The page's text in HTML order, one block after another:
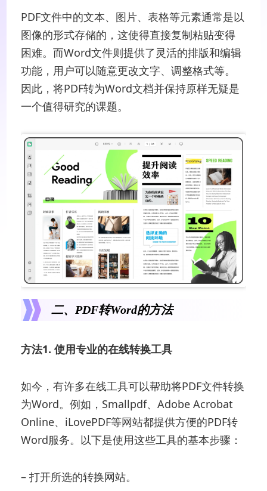
PDF文件中的文本、图片、表格等元素通常是以
图像的形式存储的，这使得直接复制粘贴变得
困难。而Word文件则提供了灵活的排版和编辑
功能，用户可以随意更改文字、调整格式等。
因此，将PDF转为Word文档并保持原样无疑是
一个值得研究的课题。
二、PDF转Word的方法
方法1. 使用专业的在线转换工具
如今，有许多在线工具可以帮助将PDF文件转换
为Word。例如，Smallpdf、Adobe Acrobat
Online、iLovePDF等网站都提供方便的PDF转
Word服务。以下是使用这些工具的基本步骤：
– 打开所选的转换网站。